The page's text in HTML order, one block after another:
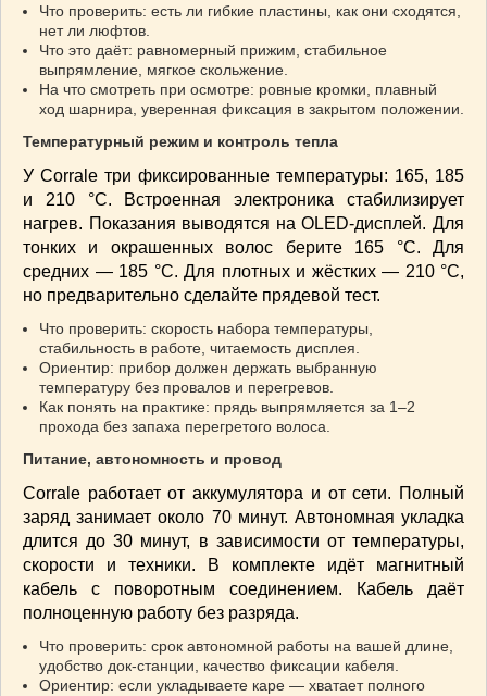
Что проверить: есть ли гибкие пластины, как они сходятся,
нет ли люфтов.
Что это даёт: равномерный прижим, стабильное
выпрямление, мягкое скольжение.
На что смотреть при осмотре: ровные кромки, плавный
ход шарнира, уверенная фиксация в закрытом положении.
Температурный режим и контроль тепла
У Corrale три фиксированные температуры: 165, 185
и 210 °C. Встроенная электроника стабилизирует
нагрев. Показания выводятся на OLED-дисплей. Для
тонких и окрашенных волос берите 165 °C. Для
средних — 185 °C. Для плотных и жёстких — 210 °C,
но предварительно сделайте прядевой тест.
Что проверить: скорость набора температуры,
стабильность в работе, читаемость дисплея.
Ориентир: прибор должен держать выбранную
температуру без провалов и перегревов.
Как понять на практике: прядь выпрямляется за 1–2
прохода без запаха перегретого волоса.
Питание, автономность и провод
Corrale работает от аккумулятора и от сети. Полный
заряд занимает около 70 минут. Автономная укладка
длится до 30 минут, в зависимости от температуры,
скорости и техники. В комплекте идёт магнитный
кабель с поворотным соединением. Кабель даёт
полноценную работу без разряда.
Что проверить: срок автономной работы на вашей длине,
удобство док-станции, качество фиксации кабеля.
Ориентир: если укладываете каре — хватает полного